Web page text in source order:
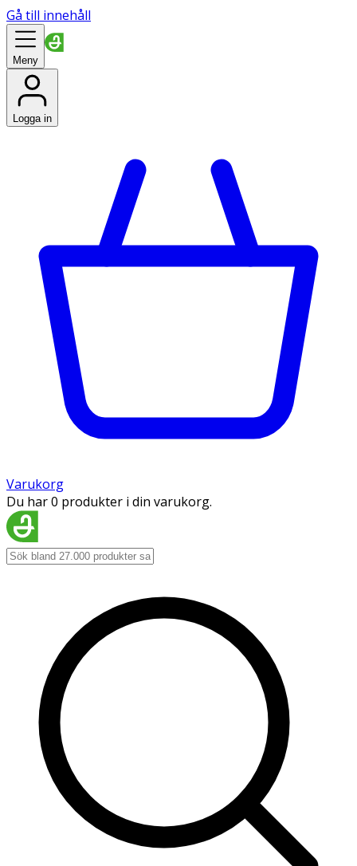
Gå till innehåll
Meny
Logga in
Varukorg
Du har 0 produkter i din varukorg.